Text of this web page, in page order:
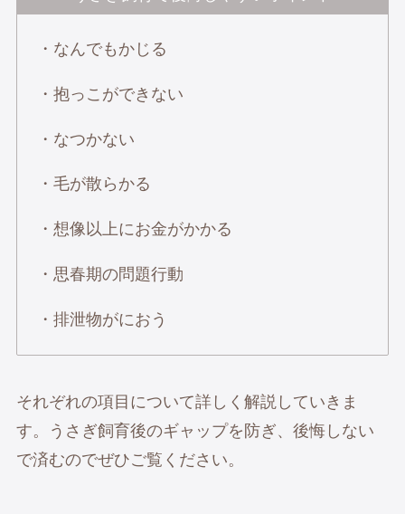
・なんでもかじる
・抱っこができない
・なつかない
・毛が散らかる
・想像以上にお金がかかる
・思春期の問題行動
・排泄物がにおう
それぞれの項目について詳しく解説していきま
す。うさぎ飼育後のギャップを防ぎ、後悔しない
で済むのでぜひご覧ください。